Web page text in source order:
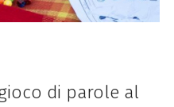
di parole al